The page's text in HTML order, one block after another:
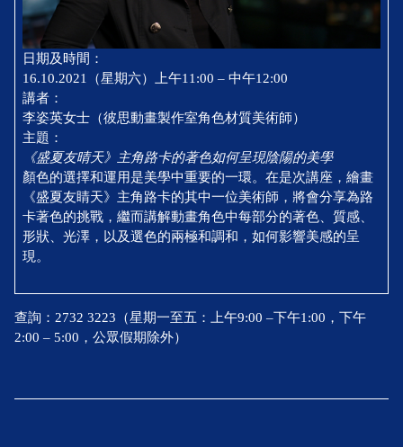
日期及時間：
16.10.2021（星期六）上午11:00 – 中午12:00
講者：
李姿英女士（彼思動畫製作室角色材質美術師）
主題：
《盛夏友晴天》主角路卡的著色如何呈現陰陽的美學
顏色的選擇和運用是美學中重要的一環。在是次講座，繪畫
《盛夏友睛天》主角路卡的其中一位美術師，將會分享為路
卡著色的挑戰，繼而講解動畫角色中每部分的著色、質感、
形狀、光澤，以及選色的兩極和調和，如何影響美感的呈
現。
查詢：2732 3223（星期一至五：上午9:00 –下午1:00，下午
2:00 – 5:00，公眾假期除外）